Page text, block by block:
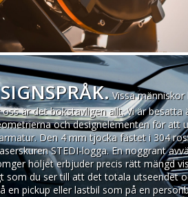
Vissa människor
är det bokstavligen allt. Vi är besatta
och designelementen för att
Den 4 mm tjocka fästet i 304
STEDI-logga. En noggrant
höljet erbjuder precis rätt mängd
som du ser till att det totala utseendet
en pickup eller lastbil som på en